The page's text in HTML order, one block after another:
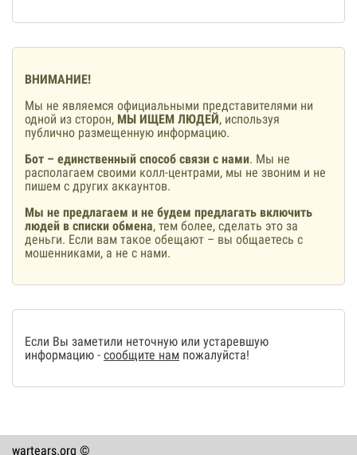
ВНИМАНИЕ!
Мы не являемся официальными представителями ни
одной из сторон, МЫ ИЩЕМ ЛЮДЕЙ, используя
публично размещенную информацию.
Бот – единственный способ связи с нами. Мы не
располагаем своими колл-центрами, мы не звоним и не
пишем с других аккаунтов.
Мы не предлагаем и не будем предлагать включить
людей в списки обмена, тем более, сделать это за
деньги. Если вам такое обещают – вы общаетесь с
мошенниками, а не с нами.
Если Вы заметили неточную или устаревшую
информацию - сообщите нам пожалуйста!
wartears.org ©